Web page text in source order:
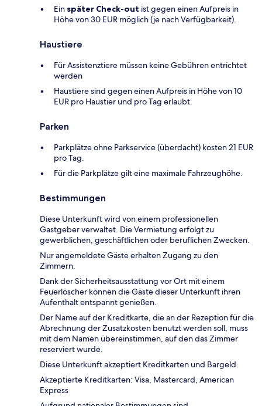
Ein später Check-out ist gegen einen Aufpreis in
Höhe von 30 EUR möglich (je nach Verfügbarkeit).
Haustiere
Für Assistenztiere müssen keine Gebühren entrichtet
werden
Haustiere sind gegen einen Aufpreis in Höhe von 10
EUR pro Haustier und pro Tag erlaubt.
Parken
Parkplätze ohne Parkservice (überdacht) kosten 21 EUR
pro Tag.
Für die Parkplätze gilt eine maximale Fahrzeughöhe.
Bestimmungen
Diese Unterkunft wird von einem professionellen
Gastgeber verwaltet. Die Vermietung erfolgt zu
gewerblichen, geschäftlichen oder beruflichen Zwecken.
Nur angemeldete Gäste erhalten Zugang zu den
Zimmern.
Dank der Sicherheitsausstattung vor Ort mit einem
Feuerlöscher können die Gäste dieser Unterkunft ihren
Aufenthalt entspannt genießen.
Der Name auf der Kreditkarte, die an der Rezeption für die
Abrechnung der Zusatzkosten benutzt werden soll, muss
mit dem Namen übereinstimmen, auf den das Zimmer
reserviert wurde.
Diese Unterkunft akzeptiert Kreditkarten und Bargeld.
Akzeptierte Kreditkarten: Visa, Mastercard, American
Express